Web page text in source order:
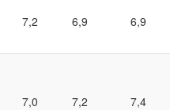
7,2 6,9 6,9
7,0 7,2 7,4